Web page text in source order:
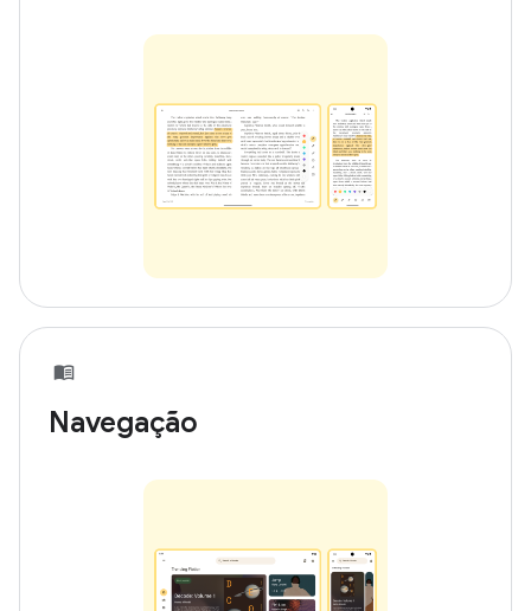
Navegação